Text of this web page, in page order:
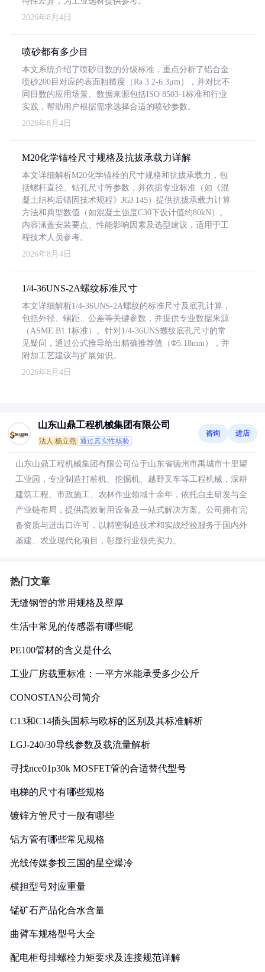
2026年8月4日
喷砂都有多少目
本文系统介绍了喷砂目数的分级标准，重点分析了铝合金
喷砂200目对应的表面粗糙度（Ra 3.2-6.3μm），并对比不
同目数的应用场景。数据来源包括ISO 8503-1标准和行业
实践，帮助用户根据需求选择合适的喷砂参数。
2026年8月4日
M20化学锚栓尺寸规格及抗拔承载力详解
本文详细解析M20化学锚栓的尺寸规格和抗拔承载力，包
括螺杆直径、钻孔尺寸等参数，并依据专业标准（如《混
凝土结构后锚固技术规程》JGJ 145）提供抗拔承载力计算
方法和典型数值（如混凝土强度C30下设计值约80kN）。
内容涵盖安装要点、性能影响因素及选型建议，适用于工
程技术人员参考。
2026年8月4日
1/4-36UNS-2A螺纹标准尺寸
本文详细解析1/4-36UNS-2A螺纹的标准尺寸及底孔计算，
包括外径、螺距、公差等关键参数，并提供专业数据来源
（ASME B1.1标准）。针对1/4-36UNS螺纹底孔尺寸的常
见疑问，通过公式推导给出精确推荐值（Φ5.18mm），并
附加工艺建议与扩展知识。
2026年8月4日
山东山鼎工程机械集团有限公司
法人:杨立燕 通过真实性核验
咨询 进店
山东山鼎工程机械集团有限公司位于山东省德州市禹城市十里望
工业园，专业制造打桩机、挖掘机、越野叉车等工程机械，深耕
建筑工程、市政施工、农林作业领域十余年，依托自主研发与全
产业链布局，提供高效耐用设备及一站式解决方案。公司拥有完
备资质与进出口许可，以精密制造技术和实战经验服务于国内外
基建、农业现代化项目，彰显行业领先实力。
热门文章
无缝钢管的常用规格及壁厚
生活中常见的传感器有哪些呢
PE100管材的含义是什么
工业厂房载重标准：一平方米能承受多少公斤
CONOSTAN公司简介
C13和C14插头国标与欧标的区别及其标准解析
LGJ-240/30导线参数及载流量解析
寻找nce01p30k MOSFET管的合适替代型号
电梯的尺寸有哪些规格
镀锌方管尺寸一般有哪些
铝方管有哪些常见规格
光线传媒参投三国的星空爆冷
横担型号对应重量
锰矿石产品化合水含量
曲臂车规格型号大全
配电柜母排螺栓力矩要求及连接规范详解